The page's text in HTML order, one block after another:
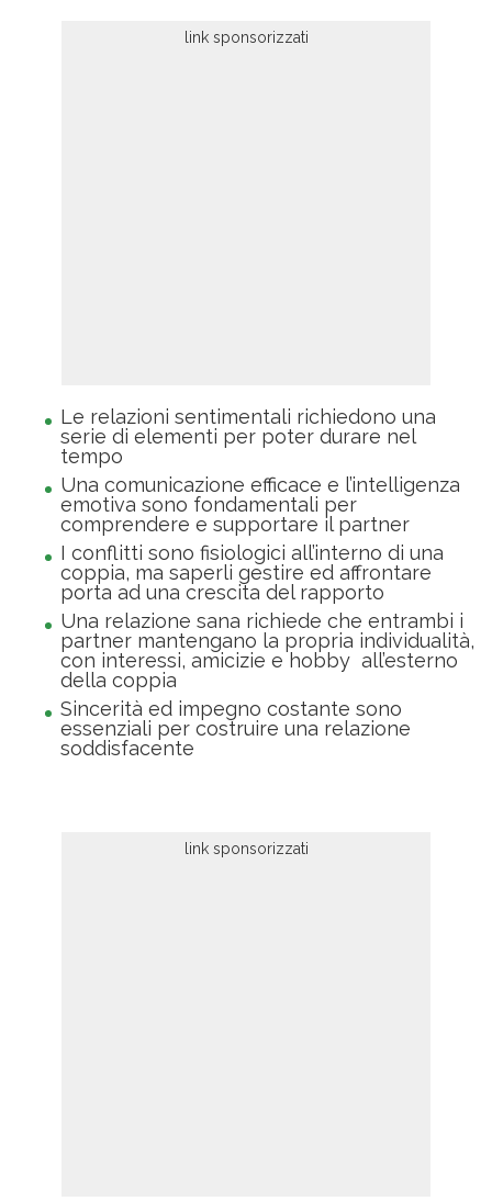
Le relazioni sentimentali richiedono una
serie di elementi per poter durare nel
tempo
Una comunicazione efficace e l’intelligenza
emotiva sono fondamentali per
comprendere e supportare il partner
I conflitti sono fisiologici all’interno di una
coppia, ma saperli gestire ed affrontare
porta ad una crescita del rapporto
Una relazione sana richiede che entrambi i
partner mantengano la propria individualità,
con interessi, amicizie e hobby all’esterno
della coppia
Sincerità ed impegno costante sono
essenziali per costruire una relazione
soddisfacente